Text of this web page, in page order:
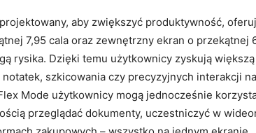
aby zwiększyć produktywność,
7,95 cala oraz zewnętrzny ekran o przekątnej
rysika. Dzięki temu użytkownicy zyskują
szkicowania czy precyzyjnych interakcji
Mode użytkownicy mogą jednocześnie
przeglądać dokumenty, uczestniczyć w